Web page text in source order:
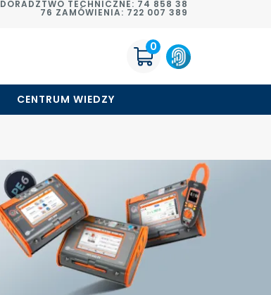
DORADZTWO TECHNICZNE: 74 858 38
76 ZAMÓWIENIA: 722 007 389
0
CENTRUM WIEDZY